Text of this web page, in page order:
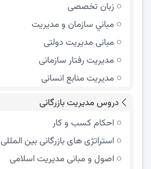
زبان تخصصی
مباني سازمان و مديريت
مبانی مدیریت دولتی
مدیریت رفتار سازمانی
مدیریت منابع انسانی
دروس مدیریت بازرگانی
احکام کسب و کار
استراتژی های بازرگانی بین المللی
اصول و مبانی مدیریت اسلامی